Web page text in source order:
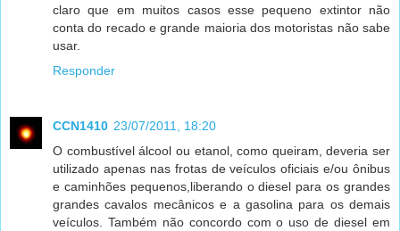
claro que em muitos casos esse pequeno extintor não
conta do recado e grande maioria dos motoristas não sabe
usar.
Responder
CCN1410 23/07/2011, 18:20
O combustível álcool ou etanol, como queiram, deveria ser
utilizado apenas nas frotas de veículos oficiais e/ou ônibus
e caminhões pequenos,liberando o diesel para os grandes
grandes cavalos mecânicos e a gasolina para os demais
veículos. Também não concordo com o uso de diesel em